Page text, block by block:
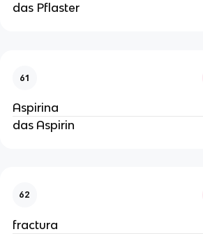
das Pflaster
61
Aspirina
das Aspirin
62
fractura